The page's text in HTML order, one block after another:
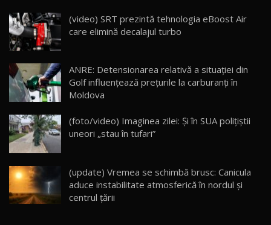
16
AutoBlogMD
13:10
17 20:06
30:08
AutoBlog.MD
23:36
20
Noul ZEEKR 7X / Test Drive AutoBlog.MD
29:08
(video) SRT prezintă tehnologia eBoost Air
care elimină decalajul turbo
ANRE: Detensionarea relativă a situației din
Golf influențează prețurile la carburanți în
Moldova
(foto/video) Imaginea zilei: Și în SUA polițiștii
uneori „stau în tufari”
(update) Vremea se schimbă brusc: Canicula
aduce instabilitate atmosferică în nordul și
centrul țării